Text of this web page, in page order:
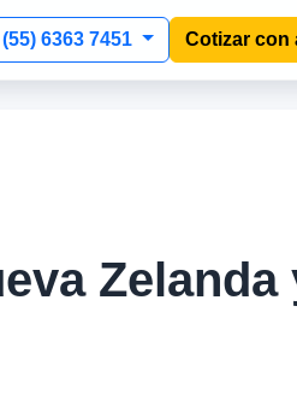
6363 7451 Cotizar con
Zelanda